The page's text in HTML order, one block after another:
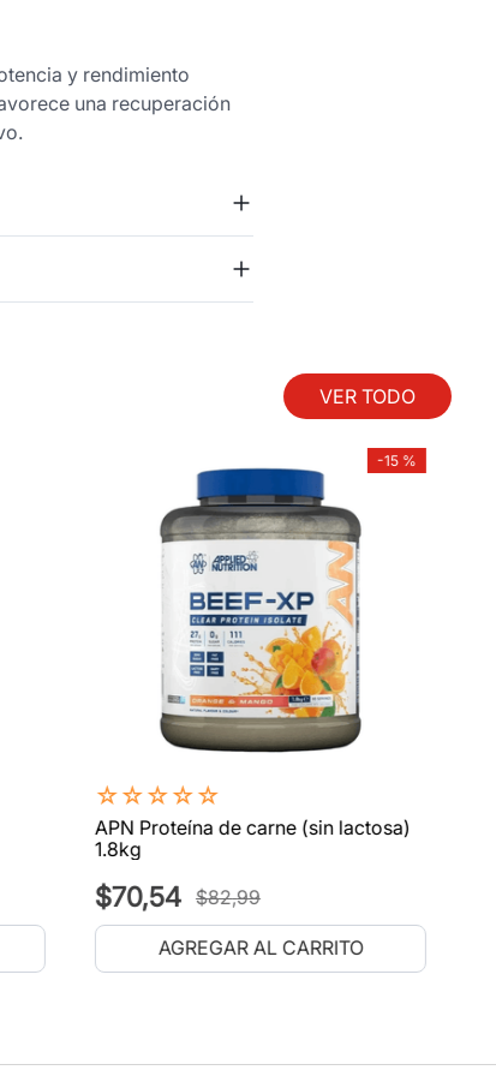
y rendimiento
una recuperación
VER TODO
-15 %
☆☆☆☆☆
APN Proteína de carne (sin lactosa)
1.8kg
$70,54 $82,99
AGREGAR AL CARRITO